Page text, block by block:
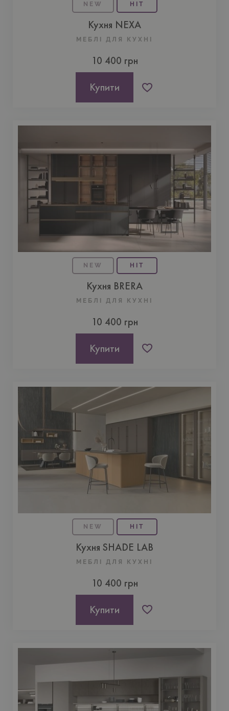
NEW HIT
Кухня NEXA
МЕБЛІ ДЛЯ КУХНI
10 400 грн
Купити
NEW HIT
Кухня BRERA
МЕБЛІ ДЛЯ КУХНI
10 400 грн
Купити
NEW HIT
Кухня SHADE LAB
МЕБЛІ ДЛЯ КУХНI
10 400 грн
Купити